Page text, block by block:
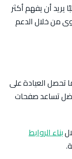
يريد أن يفهم أكثر
من خلال الدعم
تحصل العيادة على
تساعد صفحات
بناء الروابط